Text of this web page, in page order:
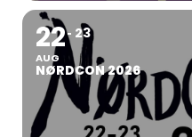
22
AUG
23
NØRDCON 2026